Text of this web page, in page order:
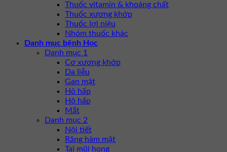
Thuốc vitamin & khoáng chất
Thuốc xương khớp
Thuốc lợi niệu
Nhóm thuốc khác
Danh mục bệnh Học
Danh mục 1
Cơ xương khớp
Da liễu
Gan mật
Hô hấp
Hô hấp
Mắt
Danh mục 2
Nội tiết
Răng hàm mặt
Tai mũi họng